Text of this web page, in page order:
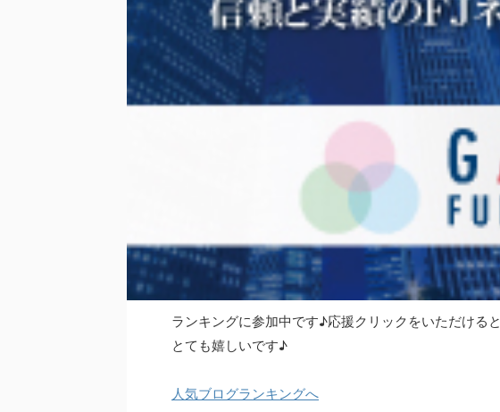
ランキングに参加中です♪応援クリックをいただけると
とても嬉しいです♪
人気ブログランキングへ